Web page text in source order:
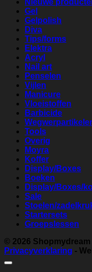
Nieuwe
Gel
Gelpolish
Diva
Tips/forms
Elektra
Acryl
Nail art
Penselen
Vijlen
Manicure
Vloeistoffen
Barbicide
Tools
Overig
Moyra
Koffer
Display/Boxes
Boeken
Display/Boxes/
Sale
Stoelen/
Startersets
Groepslessen
© 2026 Shopmydream
Privacyverklaring -